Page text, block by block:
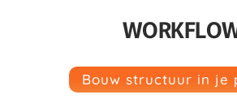
Bouw structuur in je